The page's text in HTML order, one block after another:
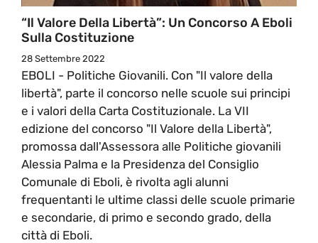
“Il Valore Della Libertà”: Un Concorso A Eboli
Sulla Costituzione
28 Settembre 2022
EBOLI - Politiche Giovanili. Con "Il valore della
libertà", parte il concorso nelle scuole sui principi
e i valori della Carta Costituzionale. La VII
edizione del concorso "Il Valore della Libertà",
promossa dall'Assessora alle Politiche giovanili
Alessia Palma e la Presidenza del Consiglio
Comunale di Eboli, è rivolta agli alunni
frequentanti le ultime classi delle scuole primarie
e secondarie, di primo e secondo grado, della
città di Eboli.